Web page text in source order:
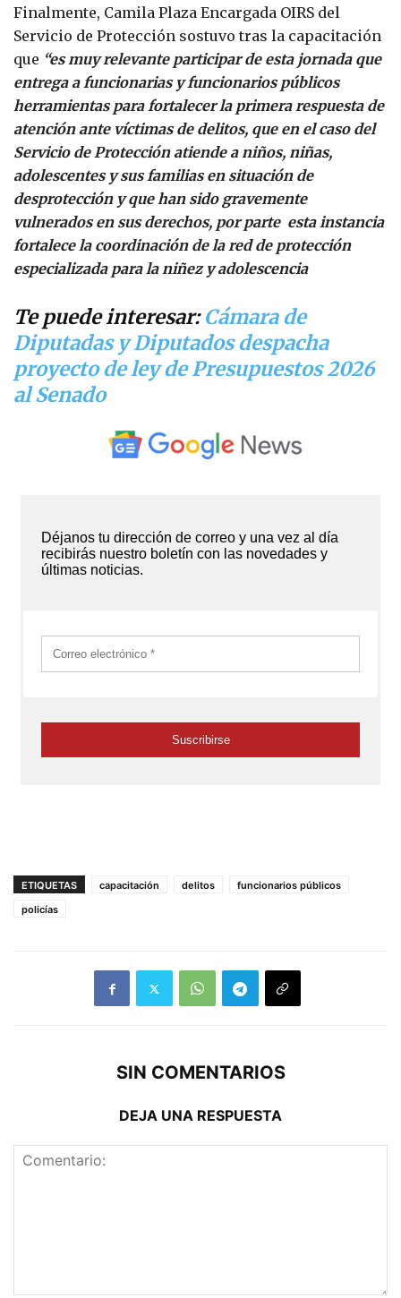
Finalmente, Camila Plaza Encargada OIRS del
Servicio de Protección sostuvo tras la capacitación
que “es muy relevante participar de esta jornada que
entrega a funcionarias y funcionarios públicos
herramientas para fortalecer la primera respuesta de
atención ante víctimas de delitos, que en el caso del
Servicio de Protección atiende a niños, niñas,
adolescentes y sus familias en situación de
desprotección y que han sido gravemente
vulnerados en sus derechos, por parte esta instancia
fortalece la coordinación de la red de protección
especializada para la niñez y adolescencia
Te puede interesar:Cámara de
Diputadas y Diputados despacha
proyecto de ley de Presupuestos 2026
al Senado
ETIQUETAS capacitación delitos
funcionarios públicos
policías
SIN COMENTARIOS
DEJA UNA RESPUESTA